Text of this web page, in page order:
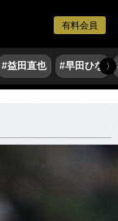
有料会員
#益田直也 #早田ひな 〉